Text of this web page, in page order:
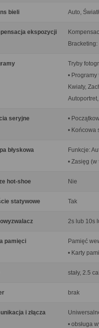
bieli Auto,
ekspozycji
Tryby
•
Kwiaty,
seryjne
•
• Końcowa
błyskowa
Funkcje:
• Zasięg
hot-shoe Nie
statywowe Tak
2s lub 10s
pamięci
Pamięć
• Karty
stały, 2.5
brak
i złącza
• obsługa